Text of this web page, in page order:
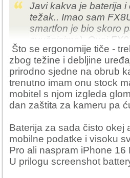
Javi kakva je baterija
težak.. Imao sam
smartfon je bio skoro
zvučnicima). Ovaj
Što se ergonomije tiče -
zbog težine i debljine
prirodno sjedne na obrub
trenutno imam onu stock
mobitel s njom izgleda
dan zaštita za kameru pa
Baterija za sada čisto okej
mobilne podatke i visoku
Pro ali naspram iPhone
U prilogu screenshot